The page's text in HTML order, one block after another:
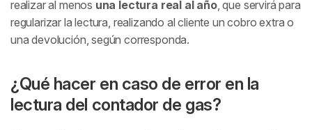
realizar al menos una lectura real al año, que servirá para
regularizar la lectura, realizando al cliente un cobro extra o
una devolución, según corresponda.
¿Qué hacer en caso de error en la
lectura del contador de gas?